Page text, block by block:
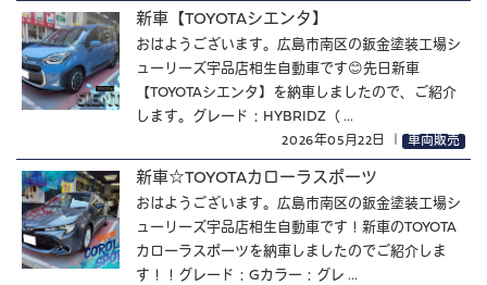
新車【TOYOTAシエンタ】
おはようございます。広島市南区の鈑金塗装工場シ
ューリーズ宇品店相生自動車です😊先日新車
【TOYOTAシエンタ】を納車しましたので、ご紹介
します。グレード：HYBRIDZ（ ...
2026年05月22日 車両販売
新車☆TOYOTAカローラスポーツ
おはようございます。広島市南区の鈑金塗装工場シ
ューリーズ宇品店相生自動車です！新車のTOYOTA
カローラスポーツを納車しましたのでご紹介しま
す！！グレード：Gカラー：グレ ...